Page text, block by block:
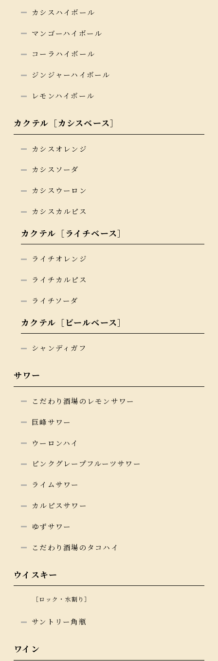
カシスハイボール
マンゴーハイボール
コーラハイボール
ジンジャーハイボール
レモンハイボール
カクテル［カシスベース］
カシスオレンジ
カシスソーダ
カシスウーロン
カシスカルピス
カクテル［ライチベース］
ライチオレンジ
ライチカルピス
ライチソーダ
カクテル［ビールベース］
シャンディガフ
サワー
こだわり酒場のレモンサワー
巨峰サワー
ウーロンハイ
ピンクグレープフルーツサワー
ライムサワー
カルピスサワー
ゆずサワー
こだわり酒場のタコハイ
ウイスキー
［ロック・水割り］
サントリー角瓶
ワイン